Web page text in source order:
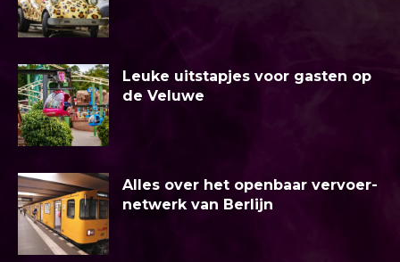
Leuke uitstapjes voor gasten op
de Veluwe
Alles over het openbaar vervoer-
netwerk van Berlijn